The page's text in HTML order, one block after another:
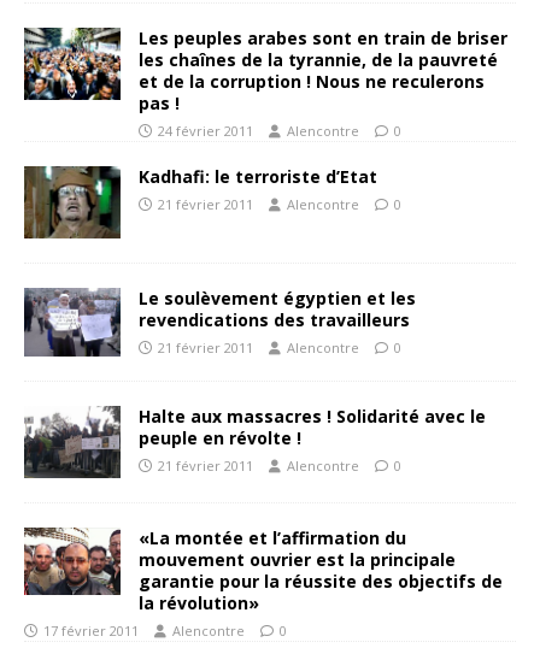
Les peuples arabes sont en train de briser
les chaînes de la tyrannie, de la pauvreté
et de la corruption ! Nous ne reculerons
pas !
24 février 2011 Alencontre 0
Kadhafi: le terroriste d’Etat
21 février 2011 Alencontre 0
Le soulèvement égyptien et les
revendications des travailleurs
21 février 2011 Alencontre 0
Halte aux massacres ! Solidarité avec le
peuple en révolte !
21 février 2011 Alencontre 0
«La montée et l’affirmation du
mouvement ouvrier est la principale
garantie pour la réussite des objectifs de
la révolution»
17 février 2011 Alencontre 0